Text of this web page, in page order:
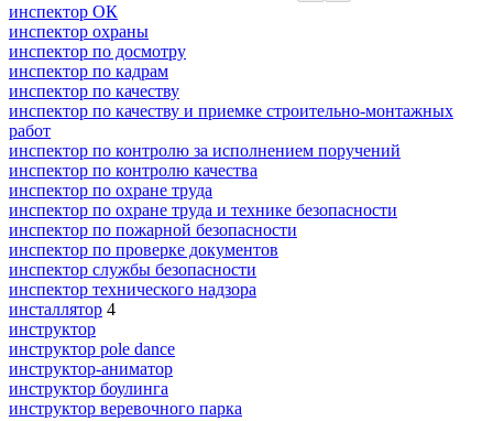
инспектор ОК
инспектор охраны
инспектор по досмотру
инспектор по кадрам
инспектор по качеству
инспектор по качеству и приемке строительно-монтажных
работ
инспектор по контролю за исполнением поручений
инспектор по контролю качества
инспектор по охране труда
инспектор по охране труда и технике безопасности
инспектор по пожарной безопасности
инспектор по проверке документов
инспектор службы безопасности
инспектор технического надзора
инсталлятор 4
инструктор
инструктор pole dance
инструктор-аниматор
инструктор боулинга
инструктор веревочного парка